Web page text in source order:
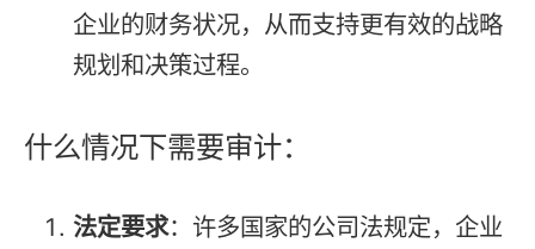
企业的财务状况，从而支持更有效的战略
规划和决策过程。
什么情况下需要审计：
法定要求：许多国家的公司法规定，企业